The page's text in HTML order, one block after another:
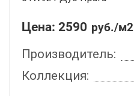
Цена: 2590 руб./м2
Производитель:
Коллекция: